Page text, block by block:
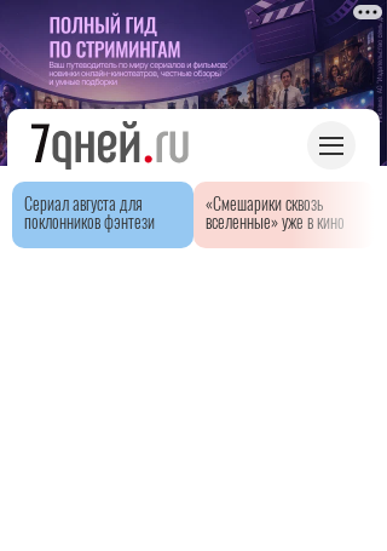
Сериал августа для
поклонников фэнтези
«Смешарики сквозь
вселенные» уже в кино